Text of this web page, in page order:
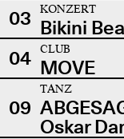
03
KONZERT
Bikini
04
CLUB
MOVE
09
TANZ
Oskar